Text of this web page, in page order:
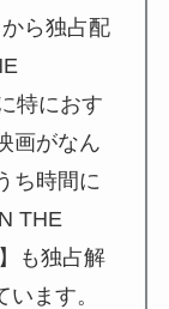
ら独占配
特におす
画がなん
ち時間に
THE
も独占解
ます。